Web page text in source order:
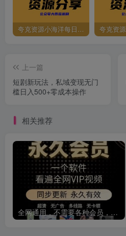
夸克资源小海洋每日更新资源大汇总（持续更新）
上一篇
短剧新玩法，私域变现无门
槛日入500+零成本操作
相关推荐
全网通用，不需要各种会员，再也不缺电影看！！